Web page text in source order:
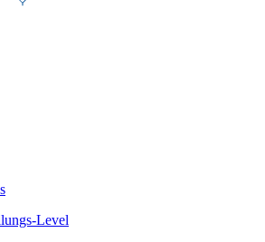
Level